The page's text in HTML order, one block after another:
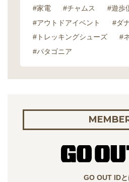
#家電 #チャムス #遊歩
#アウトドアイベント
#ダ
#トレッキングシューズ
#
#パタゴニア
GO OUT IDと